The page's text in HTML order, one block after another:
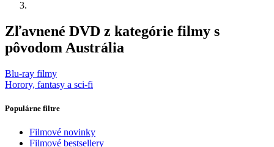
Zľavnené DVD z kategórie filmy s
pôvodom Austrália
Blu-ray filmy
Horory, fantasy a sci-fi
Populárne filtre
Filmové novinky
Filmové bestsellery